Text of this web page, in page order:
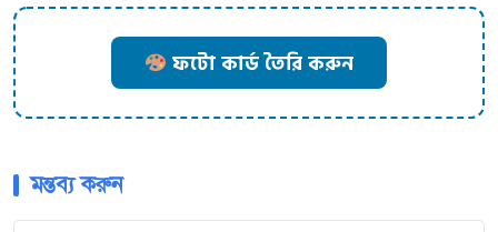
ফটো কার্ড তৈরি করুন
মন্তব্য করুন